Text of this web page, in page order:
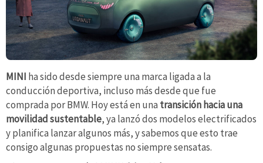
MINI ha sido desde siempre una marca ligada a la
conducción deportiva, incluso más desde que fue
comprada por BMW. Hoy está en una transición hacia una
movilidad sustentable, ya lanzó dos modelos electrificados
y planifica lanzar algunos más, y sabemos que esto trae
consigo algunas propuestas no siempre sensatas.